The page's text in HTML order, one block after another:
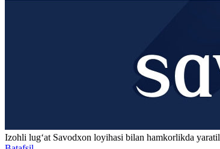
Izohli lugʻat Savodxon loyihasi bilan hamkorlikda